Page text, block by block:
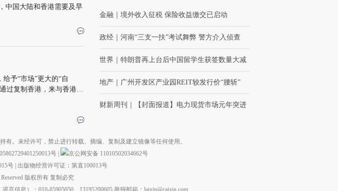
中国大陆和香港需要及早
予“市场”更大的“自
过复制香港，来与香港竞
金融 境外收入征税 保险收益缴交已启动
政经 河南“三支一扶”考试舞弊 警方介入侦查
世界 特朗普再上台后中国留学生获签数量大减
地产 广州开发区产业园REIT较发行价“腰斩”
财新周刊 【封面报道】电力现货市场元年突进
。未经许可，禁止进行转载、摘编、复制及建立镜像等任何使用。
号
京公网安备 11010502034662号
号 出版物经营许可证：第直100013号
版权所有 复制必究
信息）：010-85905050 13195200605 举报邮箱：laixin@caixin.com